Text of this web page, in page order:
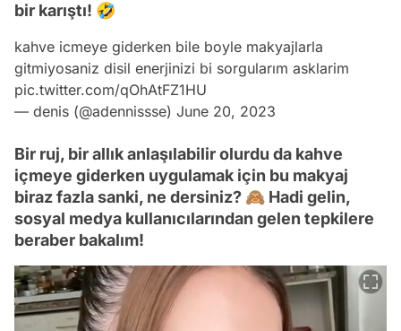
bir karıştı! 🤣
kahve icmeye giderken bile boyle makyajlarla
gitmiyosaniz disil enerjinizi bi sorgularım asklarim
pic.twitter.com/qOhAtFZ1HU
— denis (@adennissse) June 20, 2023
Bir ruj, bir allık anlaşılabilir olurdu da kahve
içmeye giderken uygulamak için bu makyaj
biraz fazla sanki, ne dersiniz? 🙈 Hadi gelin,
sosyal medya kullanıcılarından gelen tepkilere
beraber bakalım!